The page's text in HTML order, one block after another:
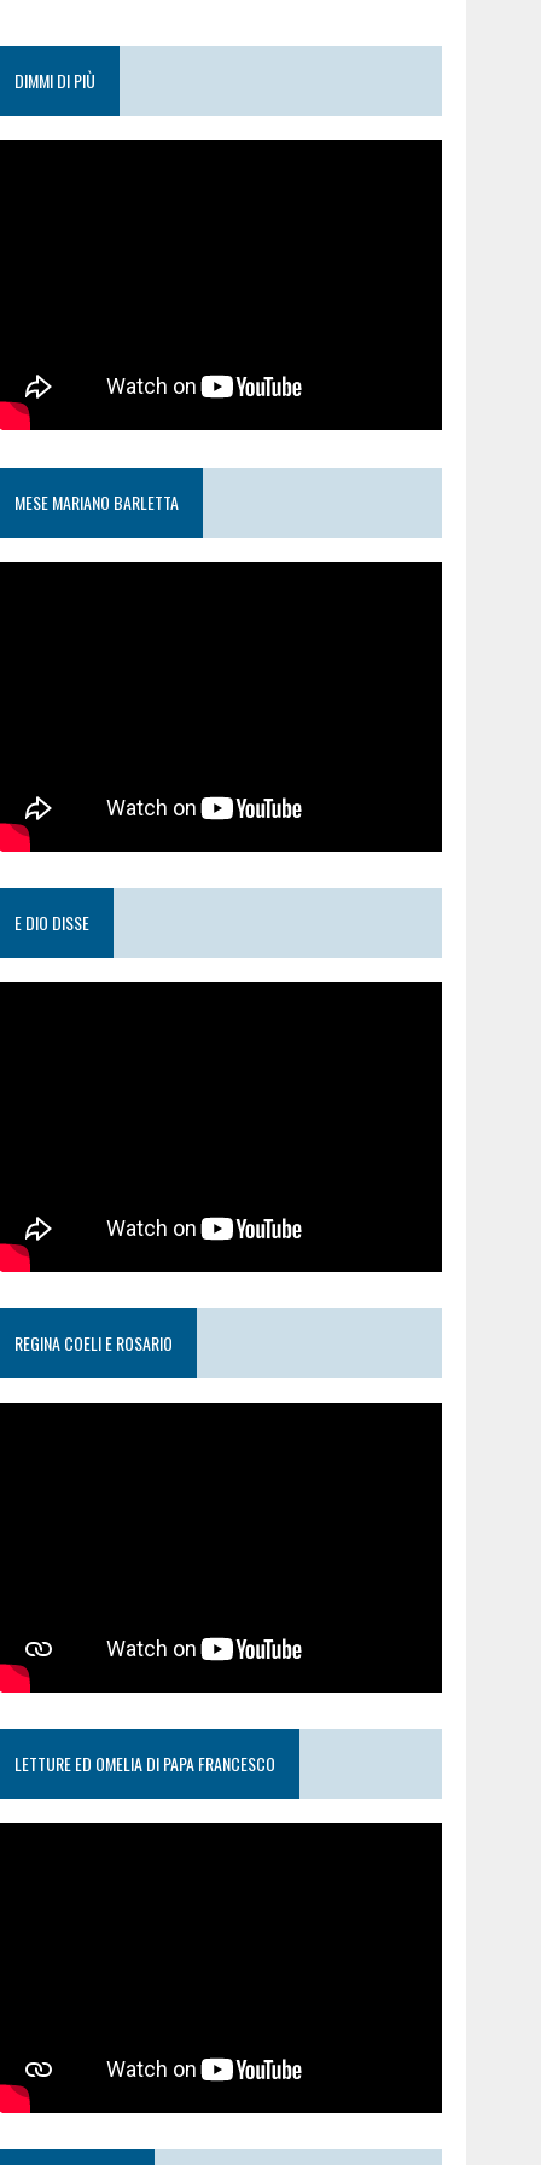
DIMMI DI PIÙ
MESE MARIANO BARLETTA
E DIO DISSE
REGINA COELI E ROSARIO
LETTURE ED OMELIA DI PAPA FRANCESCO